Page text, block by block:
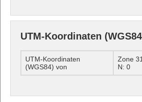
UTM-Koordinaten
UTM-Koordinaten
(WGS84) von
Zone
N: 0